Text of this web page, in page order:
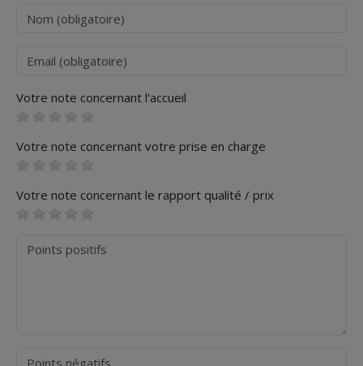
Nom
Courriel
Votre note concernant l'accueil
Votre note concernant votre prise en charge
Votre note concernant le rapport qualité / prix
Points positifs
Points négatifs